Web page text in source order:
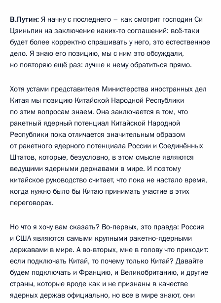
В.Путин: Я начну с последнего – как смотрит господин Си
Цзиньпин на заключение каких-то соглашений: всё-таки
будет более корректно спрашивать у него, это естественное
дело. Я знаю его позицию, мы с ним это обсуждали,
но повторяю ещё раз: лучше к нему обратиться прямо.
Хотя устами представителя Министерства иностранных дел
Китая мы позицию Китайской Народной Республики
по этим вопросам знаем. Она заключается в том, что
ракетный ядерный потенциал Китайской Народной
Республики пока отличается значительным образом
от ракетного ядерного потенциала России и Соединённых
Штатов, которые, безусловно, в этом смысле являются
ведущими ядерными державами в мире. И поэтому
китайское руководство считает, что пока не настало время,
когда нужно было бы Китаю принимать участие в этих
переговорах.
Но что я хочу вам сказать? Во-первых, это правда: Россия
и США являются самыми крупными ракетно-ядерными
державами в мире. А во-вторых, мне в голову что приходит:
если подключать Китай, то почему только Китай? Давайте
будем подключать и Францию, и Великобританию, и другие
страны, которые вроде как и не признаны в качестве
ядерных держав официально, но все в мире знают, они